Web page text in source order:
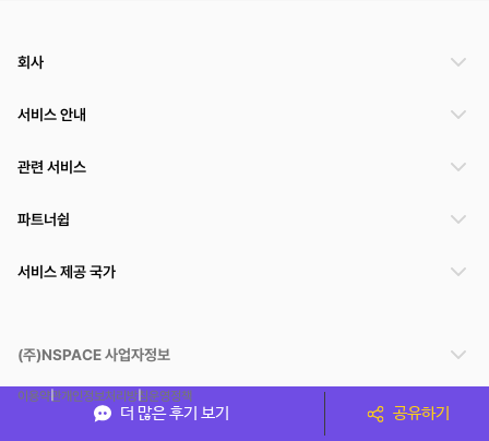
더 많은 후기 보기 공유하기
회사
서비스 안내
관련 서비스
파트너쉽
서비스 제공 국가
(주)NSPACE 사업자정보
이용약관개인정보처리방침운영정책
스페이스클라우드는 통신판매중개자이며 통신판매의 당사자가 아닙니다. 따라서 스페이스클